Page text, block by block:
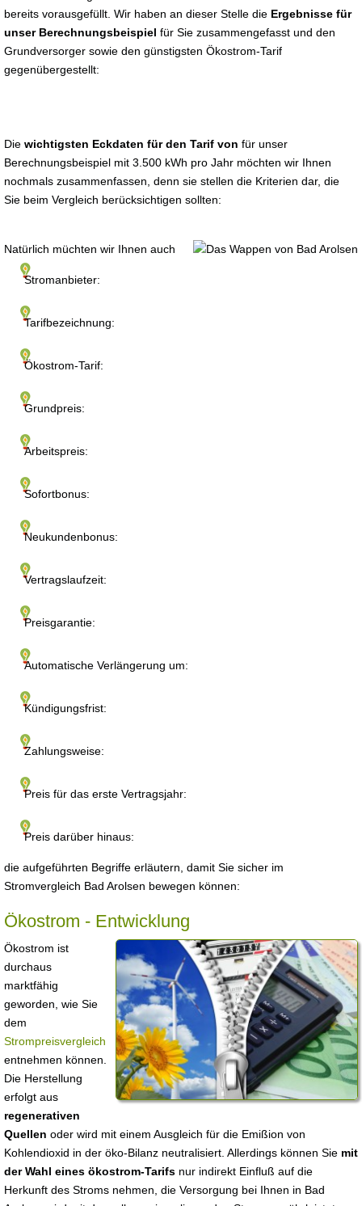
bereits vorausgefüllt. Wir haben an dieser Stelle die Ergebnisse für
unser Berechnungsbeispiel für Sie zusammengefasst und den
Grundversorger sowie den günstigsten Ökostrom-Tarif
gegenübergestellt:
Die wichtigsten Eckdaten für den Tarif von für unser
Berechnungsbeispiel mit 3.500 kWh pro Jahr möchten wir Ihnen
nochmals zusammenfassen, denn sie stellen die Kriterien dar, die
Sie beim Vergleich berücksichtigen sollten:
Stromanbieter:
Tarifbezeichnung:
Ökostrom-Tarif:
Grundpreis:
Arbeitspreis:
Sofortbonus:
Neukundenbonus:
Vertragslaufzeit:
Preisgarantie:
Automatische Verlängerung um:
Kündigungsfrist:
Zahlungsweise:
Preis für das erste Vertragsjahr:
Preis darüber hinaus:
Natürlich müchten wir Ihnen auch
die aufgeführten Begriffe erläutern, damit Sie sicher im
Stromvergleich Bad Arolsen bewegen können:
Ökostrom - Entwicklung
Ökostrom ist
durchaus
marktfähig
geworden, wie Sie
dem
Strompreisvergleich
entnehmen können.
Die Herstellung
erfolgt aus
regenerativen
Quellen oder wird mit einem Ausgleich für die Emißion von
Kohlendioxid in der öko-Bilanz neutralisiert. Allerdings können Sie mit
der Wahl eines ökostrom-Tarifs nur indirekt Einfluß auf die
Herkunft des Stroms nehmen, die Versorgung bei Ihnen in Bad